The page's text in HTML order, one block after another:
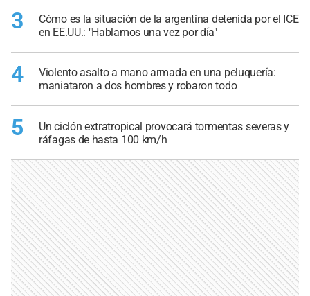
3
Cómo es la situación de la argentina detenida por el ICE
en EE.UU.: "Hablamos una vez por día"
4
Violento asalto a mano armada en una peluquería:
maniataron a dos hombres y robaron todo
5
Un ciclón extratropical provocará tormentas severas y
ráfagas de hasta 100 km/h